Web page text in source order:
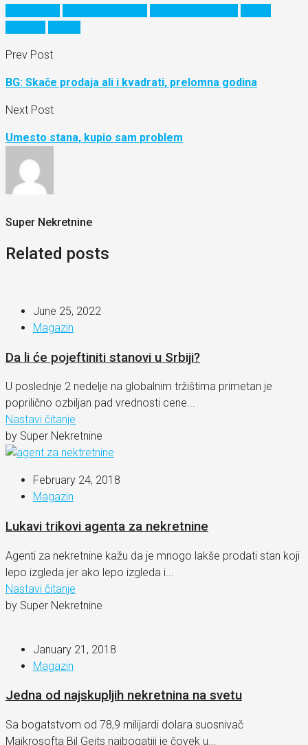
Prev Post
BG: Skače prodaja ali i kvadrati, prelomna godina
Next Post
Umesto stana, kupio sam problem
Super Nekretnine
Related posts
June 25, 2022
Magazin
Da li će pojeftiniti stanovi u Srbiji?
U poslednje 2 nedelje na globalnim tržištima primetan je
poprilično ozbiljan pad vrednosti cene...
Nastavi čitanje
by Super Nekretnine
February 24, 2018
Magazin
Lukavi trikovi agenta za nekretnine
Agenti za nekretnine kažu da je mnogo lakše prodati stan koji
lepo izgleda jer ako lepo izgleda i...
Nastavi čitanje
by Super Nekretnine
January 21, 2018
Magazin
Jedna od najskupljih nekretnina na svetu
Sa bogatstvom od 78,9 milijardi dolara suosnivač
Majkrosofta Bil Gejts najbogatiji je čovek u...